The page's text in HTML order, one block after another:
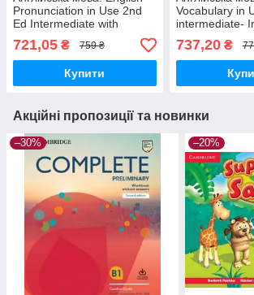
Pronunciation in Use 2nd
Ed Intermediate with
Answers and Downloadable
Audio
721,05 ₴ 759 ₴
Купити
Vocabulary in
intermediate-
Book with
Enhanced
737,20₴
Акційні пропозиції та новинки
–30% –20%